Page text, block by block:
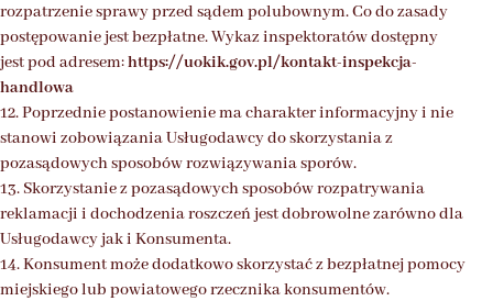
rozpatrzenie sprawy przed sądem polubownym. Co do zasady
postępowanie jest bezpłatne. Wykaz inspektoratów dostępny
jest pod adresem:https://uokik.gov.pl/kontakt-inspekcja-
handlowa
12. Poprzednie postanowienie ma charakter informacyjny i nie
stanowi zobowiązania Usługodawcy do skorzystania z
pozasądowych sposobów rozwiązywania sporów.
13. Skorzystanie z pozasądowych sposobów rozpatrywania
reklamacji i dochodzenia roszczeń jest dobrowolne zarówno dla
Usługodawcy jak i Konsumenta.
14. Konsument może dodatkowo skorzystać z bezpłatnej pomocy
miejskiego lub powiatowego rzecznika konsumentów.